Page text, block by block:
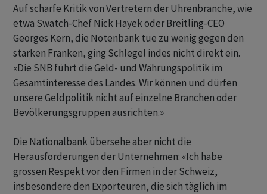
Auf scharfe Kritik von Vertretern der Uhrenbranche, wie
etwa Swatch-Chef Nick Hayek oder Breitling-CEO
Georges Kern, die Notenbank tue zu wenig gegen den
starken Franken, ging Schlegel indes nicht direkt ein.
«Die SNB führt die Geld- und Währungspolitik im
Gesamtinteresse des Landes. Wir können und dürfen
unsere Geldpolitik nicht auf einzelne Branchen oder
Bevölkerungsgruppen ausrichten.»
Die Nationalbank übersehe aber nicht die
Herausforderungen der Unternehmen: «Ich habe
grossen Respekt vor den Firmen in der Schweiz,
insbesondere den Exporteuren, die sich täglich im